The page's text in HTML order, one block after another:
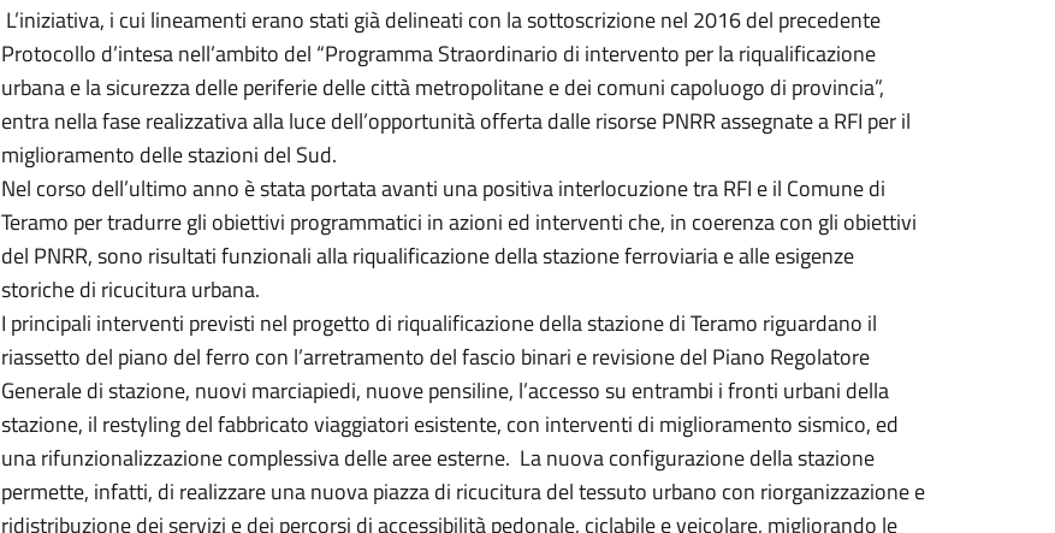
L’iniziativa, i cui lineamenti erano stati già delineati con la sottoscrizione nel 2016 del precedente
Protocollo d’intesa nell’ambito del “Programma Straordinario di intervento per la riqualificazione
urbana e la sicurezza delle periferie delle città metropolitane e dei comuni capoluogo di provincia”,
entra nella fase realizzativa alla luce dell’opportunità offerta dalle risorse PNRR assegnate a RFI per il
miglioramento delle stazioni del Sud.
Nel corso dell’ultimo anno è stata portata avanti una positiva interlocuzione tra RFI e il Comune di
Teramo per tradurre gli obiettivi programmatici in azioni ed interventi che, in coerenza con gli obiettivi
del PNRR, sono risultati funzionali alla riqualificazione della stazione ferroviaria e alle esigenze
storiche di ricucitura urbana.
I principali interventi previsti nel progetto di riqualificazione della stazione di Teramo riguardano il
riassetto del piano del ferro con l’arretramento del fascio binari e revisione del Piano Regolatore
Generale di stazione, nuovi marciapiedi, nuove pensiline, l’accesso su entrambi i fronti urbani della
stazione, il restyling del fabbricato viaggiatori esistente, con interventi di miglioramento sismico, ed
una rifunzionalizzazione complessiva delle aree esterne. La nuova configurazione della stazione
permette, infatti, di realizzare una nuova piazza di ricucitura del tessuto urbano con riorganizzazione e
ridistribuzione dei servizi e dei percorsi di accessibilità pedonale, ciclabile e veicolare, migliorando le